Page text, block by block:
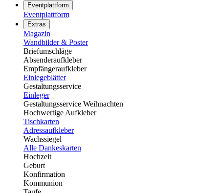
Eventplattform
Eventplattform
Extras
Magazin
Wandbilder & Poster
Briefumschläge
Absenderaufkleber
Empfängeraufkleber
Einlegeblätter
Gestaltungsservice
Einleger
Gestaltungsservice Weihnachten
Hochwertige Aufkleber
Tischkarten
Adressaufkleber
Wachssiegel
Alle Dankeskarten
Hochzeit
Geburt
Konfirmation
Kommunion